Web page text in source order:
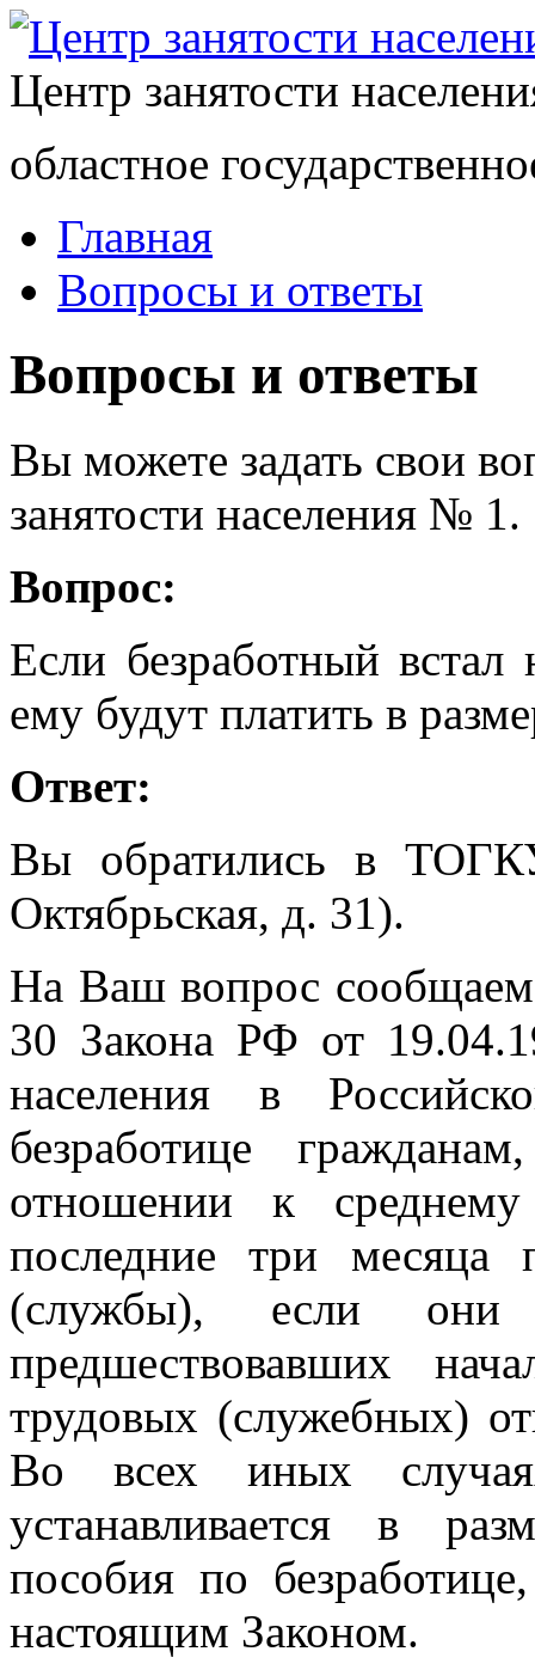
Центр занятости
областное
Главная
Вопросы и ответы
Вопросы и ответы
Вы можете задать свои
занятости населения № 1.
Вопрос:
Если безработный
ему будут платить в
Ответ:
Вы обратились в
Октябрьская, д. 31).
На Ваш вопрос сообщаем,
30 Закона РФ от
населения в
безработице
отношении к среднему
последние три месяца
(службы), если
предшествовавших
трудовых (служебных)
Во всех иных
устанавливается в
пособия по
настоящим Законом.